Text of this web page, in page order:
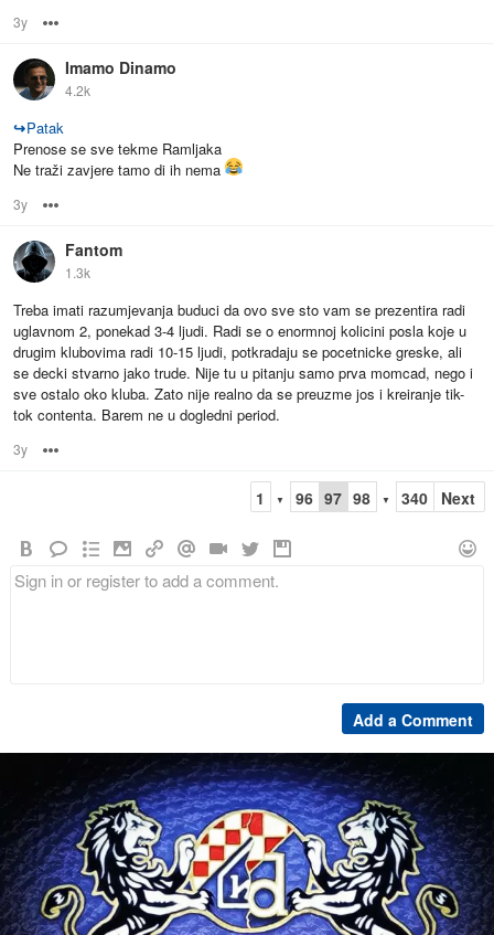
3y
Imamo Dinamo
4.2k
↪Patak
Prenose se sve tekme Ramljaka
Ne traži zavjere tamo di ih nema
3y
Fantom
1.3k
Treba imati razumjevanja buduci da ovo sve sto vam se prezentira radi
uglavnom 2, ponekad 3-4 ljudi. Radi se o enormnoj kolicini posla koje u
drugim klubovima radi 10-15 ljudi, potkradaju se pocetnicke greske, ali
se decki stvarno jako trude. Nije tu u pitanju samo prva momcad, nego i
sve ostalo oko kluba. Zato nije realno da se preuzme jos i kreiranje tik-
tok contenta. Barem ne u dogledni period.
3y
1 ▼ 96 97 98 ▼ 340 Next
Add a Comment